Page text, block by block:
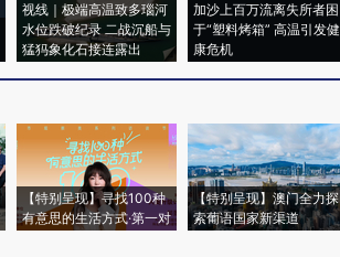
视线｜极端高温致多瑙河
水位跌破纪录 二战沉船与
猛犸象化石接连露出
加沙上百万流离失所者困
于“塑料烤箱” 高温引发健
康危机
【特别呈现】寻找100种
有意思的生活方式·第一对
【特别呈现】澳门全力探
索葡语国家新渠道